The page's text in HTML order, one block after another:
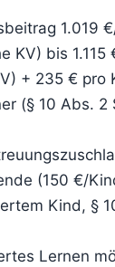
1.019
KV) bis 1.115
+ 235 € pro
(§ 10 Abs. 2
(150 €/
Kind, §
Lernen